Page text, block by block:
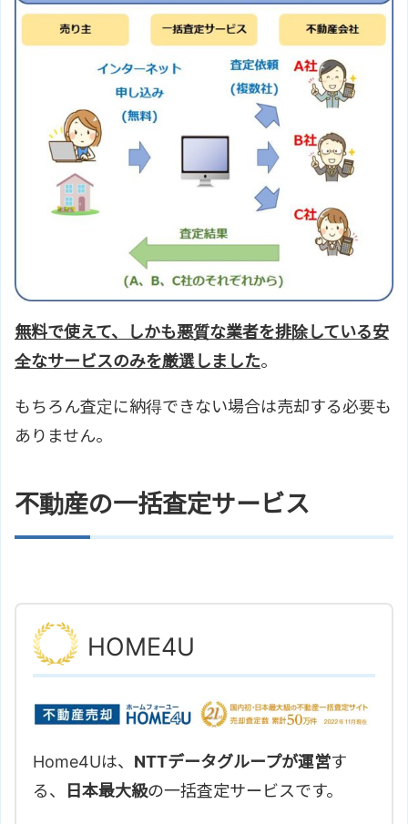
無料で使えて、しかも悪質な業者を排除している安
全なサービスのみを厳選しました。
もちろん査定に納得できない場合は売却する必要も
ありません。
不動産の一括査定サービス
HOME4U
Home4Uは、 NTTデータグループが運営す
る、
日本最大級の一括査定サービスです。